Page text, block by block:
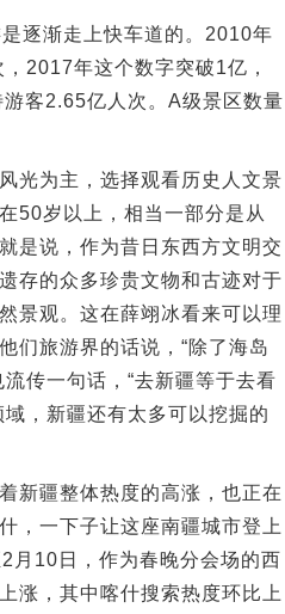
逐渐走上快车道的。2010年
2017年这个数字突破1亿，
客2.65亿人次。A级景区数量
为主，选择观看历史人文景
50岁以上，相当一部分是从
是说，作为昔日东西方文明交
存的众多珍贵文物和古迹对于
景观。这在薛翊冰看来可以理
们旅游界的话说，“除了海岛
传一句话，“去新疆等于去看
，新疆还有太多可以挖掘的
疆整体热度的高涨，也正在
，一下子让这座南疆城市登上
月10日，作为春晚分会场的西
涨，其中喀什搜索热度环比上